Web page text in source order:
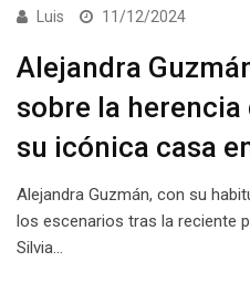
Luis 11/12/2024
Alejandra
sobre la herencia
su icónica casa
Alejandra Guzmán, con su
los escenarios tras la reciente
Silvia…